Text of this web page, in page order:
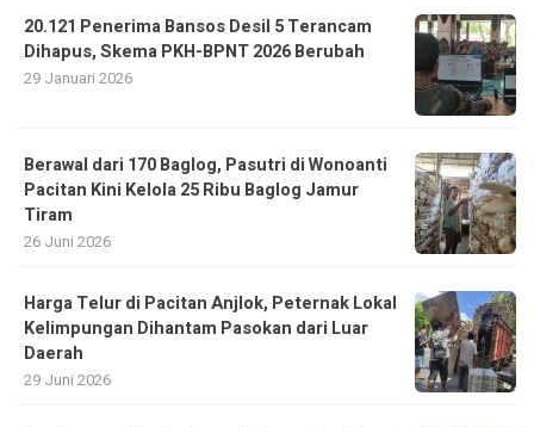
20.121 Penerima Bansos Desil 5 Terancam
Dihapus, Skema PKH-BPNT 2026 Berubah
29 Januari 2026
Berawal dari 170 Baglog, Pasutri di Wonoanti
Pacitan Kini Kelola 25 Ribu Baglog Jamur
Tiram
26 Juni 2026
Harga Telur di Pacitan Anjlok, Peternak Lokal
Kelimpungan Dihantam Pasokan dari Luar
Daerah
29 Juni 2026